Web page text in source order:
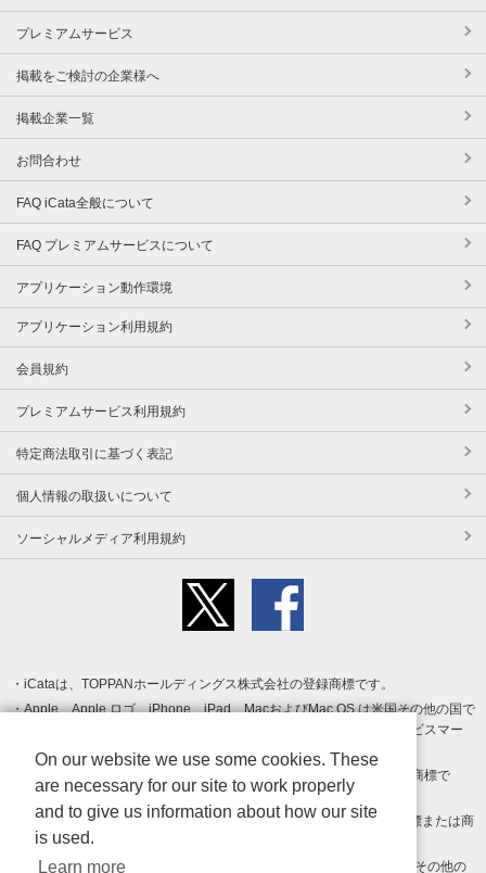
プレミアムサービス
掲載をご検討の企業様へ
掲載企業一覧
お問合わせ
FAQ iCata全般について
FAQ プレミアムサービスについて
アプリケーション動作環境
アプリケーション利用規約
会員規約
プレミアムサービス利用規約
特定商法取引に基づく表記
個人情報の取扱いについて
ソーシャルメディア利用規約
iCataは、TOPPANホールディングス株式会社の登録商標です。
Apple、Apple ロゴ、iPhone、iPad、MacおよびMac OS は米国その他の国で
登録された Apple Inc. の商標です。App Store は Apple Inc. のサービスマー
クです。
Android、Google Play および Google Play ロゴ は Google LLC の商標で
す。
Windows は Microsoft Inc.の米国およびその他の国における登録商標または商
標です。
Adobe、Adobe Reader、Adobe PDF は、Adobe Inc.の米国およびその他の
On our website we use some cookies. These
are necessary for our site to work properly
and to give us information about how our site
is used.
Learn more